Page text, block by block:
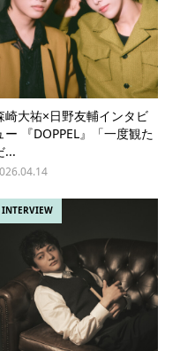
崎大祐×日野友輔インタビ
ー 『DOPPEL』「一度観た
...
INTERVIEW